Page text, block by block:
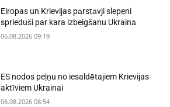
Eiropas un Krievijas pārstāvji slepeni
sprieduši par kara izbeigšanu Ukrainā
06.08.2026 09:19
ES nodos peļņu no iesaldētajiem Krievijas
aktīviem Ukrainai
06.08.2026 08:54